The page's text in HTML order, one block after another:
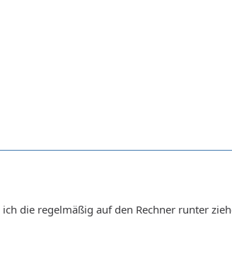
die regelmäßig auf den Rechner runter